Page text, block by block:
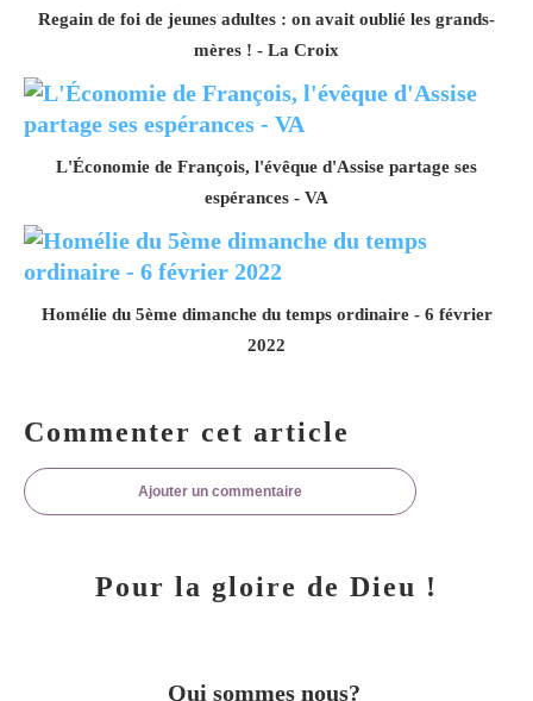
Regain de foi de jeunes adultes : on avait oublié les grands-
mères ! - La Croix
L'Économie de François, l'évêque d'Assise partage ses
espérances - VA
Homélie du 5ème dimanche du temps ordinaire - 6 février
2022
Commenter cet article
Ajouter un commentaire
Pour la gloire de Dieu !
Qui sommes nous?